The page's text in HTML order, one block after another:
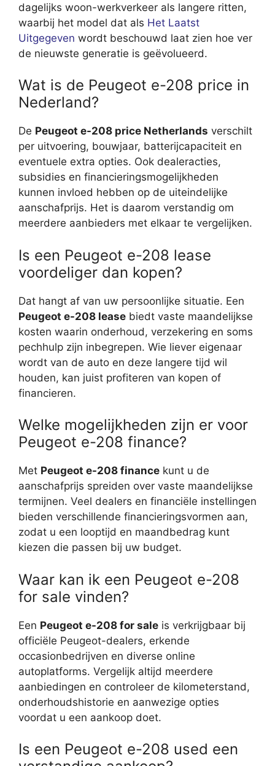
dagelijks woon-werkverkeer als langere ritten,
waarbij het model dat als Het Laatst
Uitgegeven wordt beschouwd laat zien hoe ver
de nieuwste generatie is geëvolueerd.
Wat is de Peugeot e-208 price in
Nederland?
De Peugeot e-208 price Netherlands verschilt
per uitvoering, bouwjaar, batterijcapaciteit en
eventuele extra opties. Ook dealeracties,
subsidies en financieringsmogelijkheden
kunnen invloed hebben op de uiteindelijke
aanschafprijs. Het is daarom verstandig om
meerdere aanbieders met elkaar te vergelijken.
Is een Peugeot e-208 lease
voordeliger dan kopen?
Dat hangt af van uw persoonlijke situatie. Een
Peugeot e-208 lease biedt vaste maandelijkse
kosten waarin onderhoud, verzekering en soms
pechhulp zijn inbegrepen. Wie liever eigenaar
wordt van de auto en deze langere tijd wil
houden, kan juist profiteren van kopen of
financieren.
Welke mogelijkheden zijn er voor
Peugeot e-208 finance?
Met Peugeot e-208 finance kunt u de
aanschafprijs spreiden over vaste maandelijkse
termijnen. Veel dealers en financiële instellingen
bieden verschillende financieringsvormen aan,
zodat u een looptijd en maandbedrag kunt
kiezen die passen bij uw budget.
Waar kan ik een Peugeot e-208
for sale vinden?
Een Peugeot e-208 for sale is verkrijgbaar bij
officiële Peugeot-dealers, erkende
occasionbedrijven en diverse online
autoplatforms. Vergelijk altijd meerdere
aanbiedingen en controleer de kilometerstand,
onderhoudshistorie en aanwezige opties
voordat u een aankoop doet.
Is een Peugeot e-208 used een